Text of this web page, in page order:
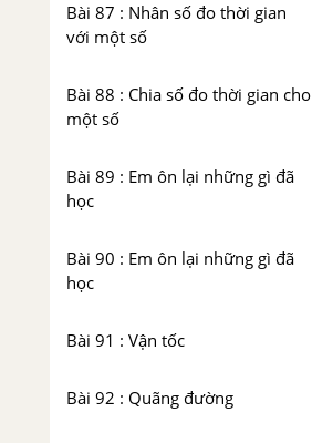
Bài 87 : Nhân số đo thời gian
với một số
Bài 88 : Chia số đo thời gian cho
một số
Bài 89 : Em ôn lại những gì đã
học
Bài 90 : Em ôn lại những gì đã
học
Bài 91 : Vận tốc
Bài 92 : Quãng đường